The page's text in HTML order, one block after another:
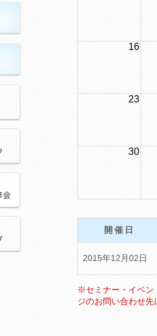
16
23
30
開催日
2015年12月02日
※セミナー・イベン
ジのお問い合わせ